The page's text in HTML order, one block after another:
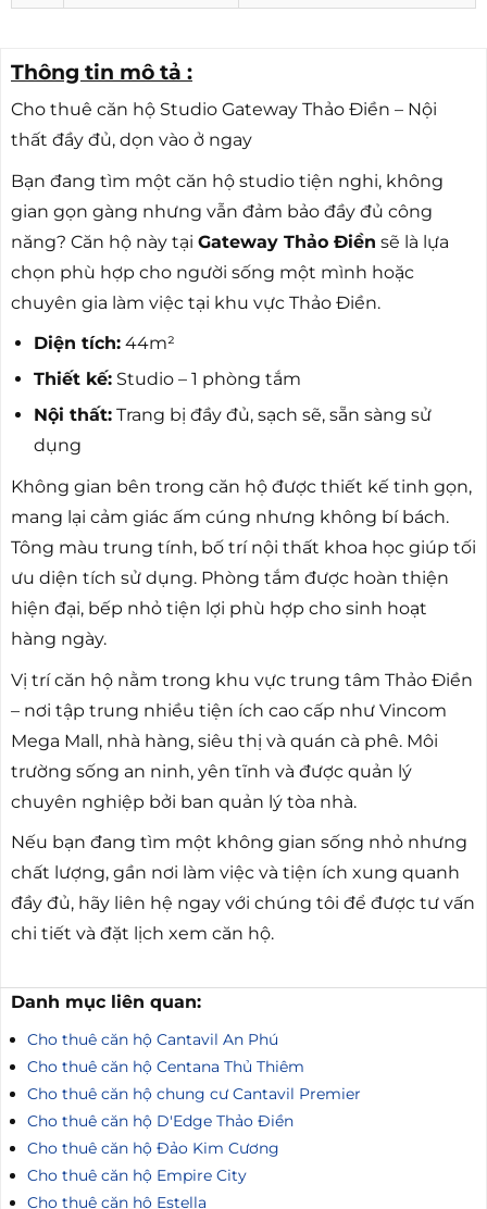
Thông tin mô tả :
Cho thuê căn hộ Studio Gateway Thảo Điền – Nội
thất đầy đủ, dọn vào ở ngay
Bạn đang tìm một căn hộ studio tiện nghi, không
gian gọn gàng nhưng vẫn đảm bảo đầy đủ công
năng? Căn hộ này tại Gateway Thảo Điền sẽ là lựa
chọn phù hợp cho người sống một mình hoặc
chuyên gia làm việc tại khu vực Thảo Điền.
Diện tích:44m²
Thiết kế:Studio – 1 phòng tắm
Nội thất:Trang bị đầy đủ, sạch sẽ, sẵn sàng sử
dụng
Không gian bên trong căn hộ được thiết kế tinh gọn,
mang lại cảm giác ấm cúng nhưng không bí bách.
Tông màu trung tính, bố trí nội thất khoa học giúp tối
ưu diện tích sử dụng. Phòng tắm được hoàn thiện
hiện đại, bếp nhỏ tiện lợi phù hợp cho sinh hoạt
hàng ngày.
Vị trí căn hộ nằm trong khu vực trung tâm Thảo Điền
– nơi tập trung nhiều tiện ích cao cấp như Vincom
Mega Mall, nhà hàng, siêu thị và quán cà phê. Môi
trường sống an ninh, yên tĩnh và được quản lý
chuyên nghiệp bởi ban quản lý tòa nhà.
Nếu bạn đang tìm một không gian sống nhỏ nhưng
chất lượng, gần nơi làm việc và tiện ích xung quanh
đầy đủ, hãy liên hệ ngay với chúng tôi để được tư vấn
chi tiết và đặt lịch xem căn hộ.
Danh mục liên quan:
Cho thuê căn hộ Cantavil An Phú
Cho thuê căn hộ Centana Thủ Thiêm
Cho thuê căn hộ chung cư Cantavil Premier
Cho thuê căn hộ D'Edge Thảo Điền
Cho thuê căn hộ Đảo Kim Cương
Cho thuê căn hộ Empire City
Cho thuê căn hộ Estella